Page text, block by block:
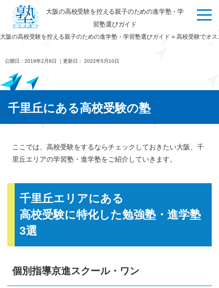
大阪の高校受験を控える親子のための進学塾・学
習塾選びガイド
大阪の高校受験を控える親子のための進学塾・学習塾選びガイド » 高校受験でオ
公開日： 2019年2月8日 ｜更新日： 2022年5月10日
千里丘にある高校受験の塾
ここでは、高校受験をするならチェックしておきたい大阪、千
里丘エリアの学習塾・進学塾をご紹介していきます。
千里丘エリアにある
高校受験に特化した勉強塾・進学塾
3選
個別指導京進スクール・ワン